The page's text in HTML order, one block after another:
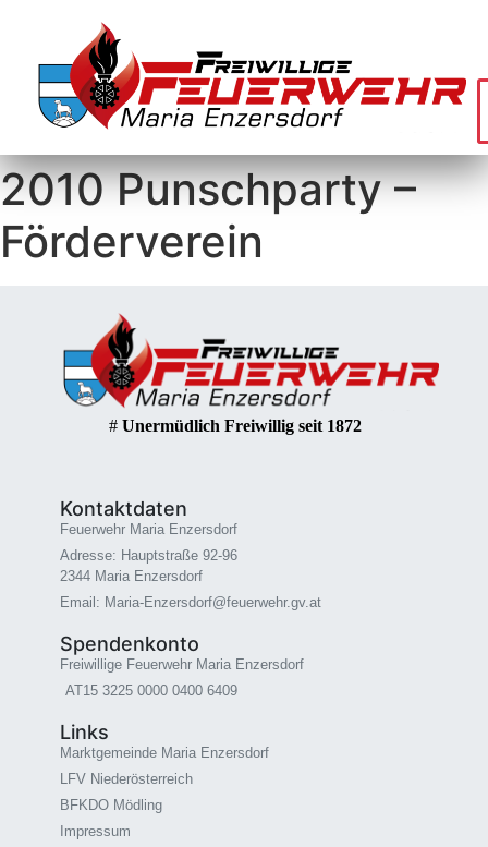
2010 Punschparty –
Förderverein
# Unermüdlich Freiwillig seit 1872
Kontaktdaten
Feuerwehr Maria Enzersdorf
Adresse: Hauptstraße 92-96
2344 Maria Enzersdorf
Email: Maria-Enzersdorf@feuerwehr.gv.at
Spendenkonto
Freiwillige Feuerwehr Maria Enzersdorf
AT15 3225 0000 0400 6409
Links
Marktgemeinde Maria Enzersdorf
LFV Niederösterreich
BFKDO Mödling
Impressum